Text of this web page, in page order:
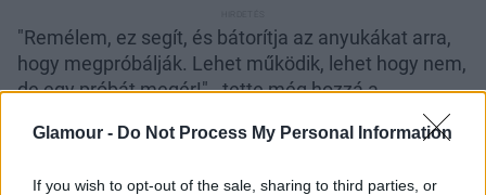
Glamour - Do Not Process My Personal Information
If you wish to opt-out of the sale, sharing to third parties, or
"Remélem, ez segít, és bátorítja az anyukákat arra,
hogy megpróbálják. Lehet működik, lehet hogy nem,
de egy próbát megér!" - tette még hozzá a